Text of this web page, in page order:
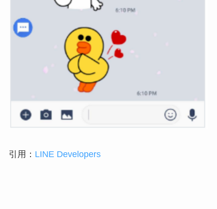
引用： LINE Developers